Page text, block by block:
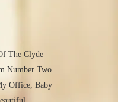
The Clyde
Number Two
Office, Baby